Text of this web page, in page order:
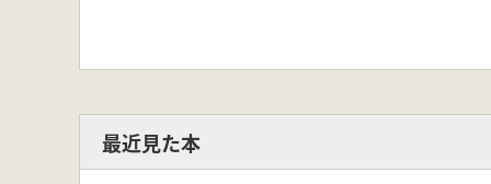
最近見た本